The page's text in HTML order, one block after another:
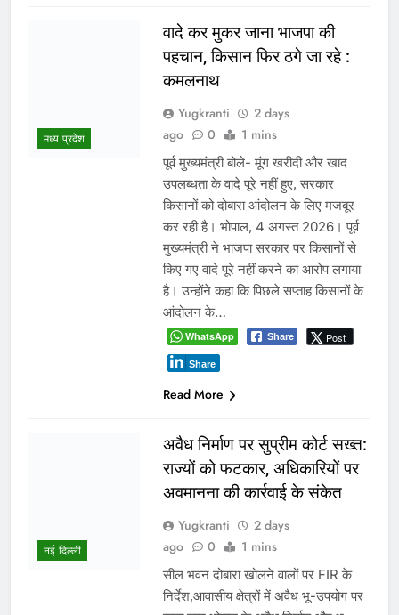
शिक्षा
रीवा के कमिश्नर का अनूठा नवाचार:
हर विद्यार्थी को मिलेगा करियर
मार्गदर्शन, शिक्षा व्यवस्था में बदलाव
की नई पहल
Yugkranti
3 days
ago
0 1 mins
“लक्ष्य तय करें, डर नहीं आत्मविश्वास पालें”—
कमिश्नर शीलेन्द्र सिंह का विद्यार्थियों और
शिक्षकों को प्रेरक संदेश भोपाल। रीवा संभाग
में शिक्षा की गुणवत्ता सुधारने और विद्यार्थियों को
समय रहते सही करियर दिशा देने के उद्देश्य से
संभागायुक्त शीलेन्द्र सिंह ने एक अभिनव पहल
शुरू की है। इस नवाचार के तहत संभाग के
शिक्षकों को देश…
WhatsApp
Share
इंदौर में किसके संरक्षण में चल रहा
आबकारी सिंडिकेट?
Yugkranti
3 days
ago
0 1 mins
ट्रांसफर आदेश ठंडे बस्ते में, अवैध शराब
कारोबार पर भी सवाल भोपाल-इंदौर 4 जुलाई